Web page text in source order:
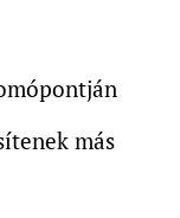
más